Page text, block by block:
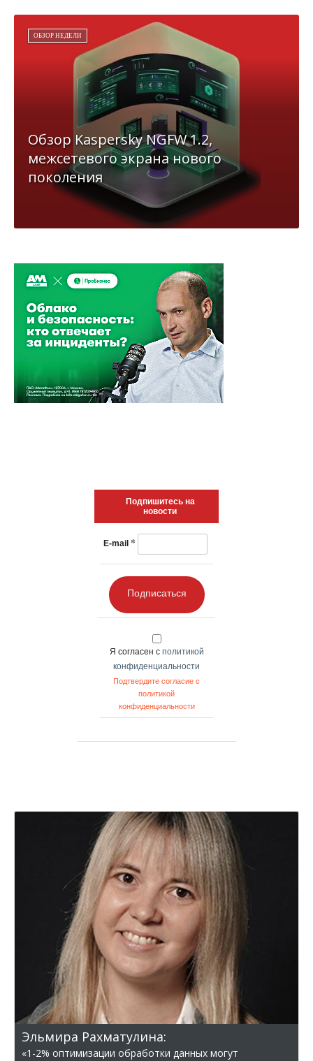
ОБЗОР НЕДЕЛИ
Обзор Kaspersky NGFW 1.2,
межсетевого экрана нового
поколения
Подпишитесь на
новости
E-mail *
Подписаться
Я согласен с политикой
конфиденциальности
Подтвердите согласие с
политикой
конфиденциальности
Эльмира Рахматулина:
«1-2% оптимизации обработки данных могут